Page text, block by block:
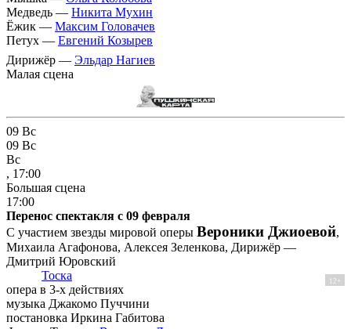
Медведь — Никита Мухин
Ёжик — Максим Головачев
Петух — Евгений Козырев
Дирижёр — Эльдар Нагиев
Малая сцена
09 Вс
09 Вс
Вс
, 17:00
Большая сцена
17:00
Перенос спектакля с 09 февраля
С участием звезды мировой оперы Вероники Джиоевой,
Михаила Агафонова, Алексея Зеленкова, Дирижёр —
Дмитрий Юровский
Тоска
12+
опера в 3-х действиях
музыка Джакомо Пуччини
постановка Иркина Габитова